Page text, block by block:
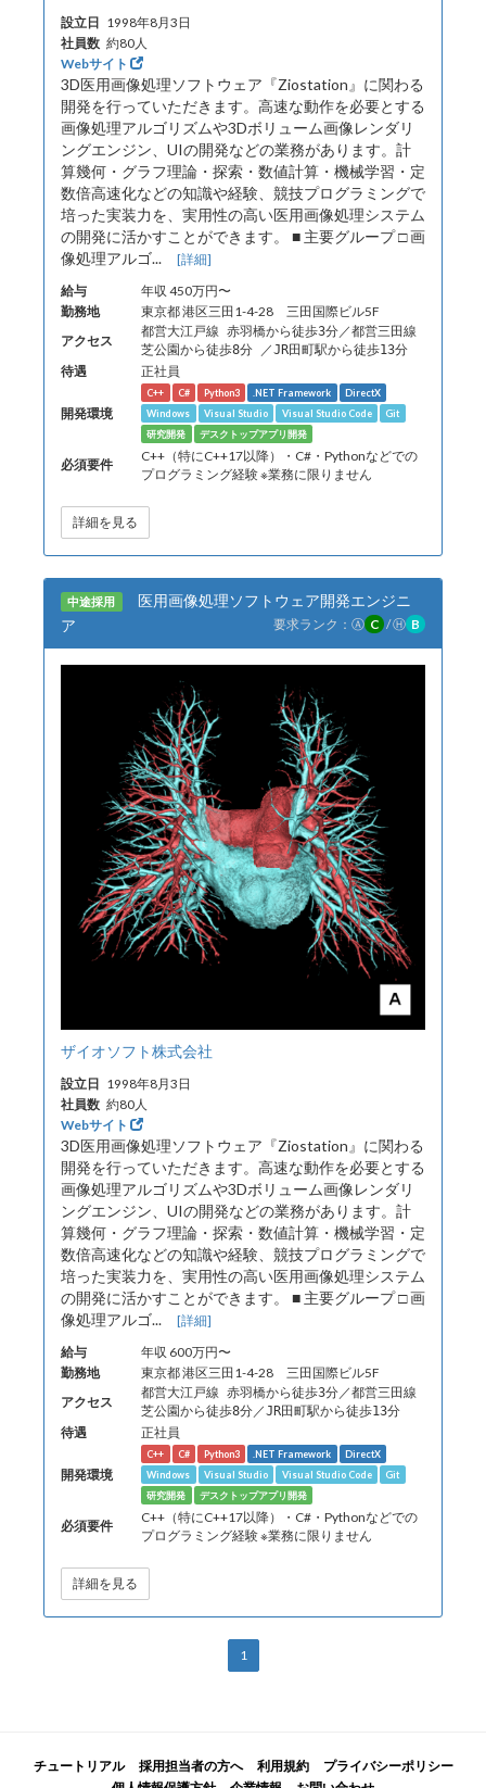
設立日 1998年8月3日
社員数 約80人
Webサイト
3D医用画像処理ソフトウェア『Ziostation』に関わる
開発を行っていただきます。高速な動作を必要とする
画像処理アルゴリズムや3Dボリューム画像レンダリ
ングエンジン、UIの開発などの業務があります。計
算幾何・グラフ理論・探索・数値計算・機械学習・定
数倍高速化などの知識や経験、競技プログラミングで
培った実装力を、実用性の高い医用画像処理システム
の開発に活かすことができます。 ■ 主要グループ □ 画
像処理アルゴ... [詳細]
給与
年収 450万円〜
勤務地
東京都 港区三田1-4-28 三田国際ビル5F
アクセス
都営大江戸線 赤羽橋から徒歩3分／都営三田線
芝公園から徒歩8分 ／JR田町駅から徒歩13分
待遇 正社員
開発環境
C++ C# Python3 .NET Framework
DirectX
Windows
Visual Studio Visual Studio Code
Git
研究開発
デスクトップアプリ開発
必須要件
C++（特にC++17以降）・C#・Pythonなどでの
プログラミング経験 ※業務に限りません
詳細を見る
中途採用
医用画像処理ソフトウェア開発エンジニ
ア
要求ランク： Ⓐ C /Ⓗ B
ザイオソフト株式会社
設立日 1998年8月3日
社員数 約80人
Webサイト
3D医用画像処理ソフトウェア『Ziostation』に関わる
開発を行っていただきます。高速な動作を必要とする
画像処理アルゴリズムや3Dボリューム画像レンダリ
ングエンジン、UIの開発などの業務があります。計
算幾何・グラフ理論・探索・数値計算・機械学習・定
数倍高速化などの知識や経験、競技プログラミングで
培った実装力を、実用性の高い医用画像処理システム
の開発に活かすことができます。 ■ 主要グループ □ 画
像処理アルゴ... [詳細]
給与
年収 600万円〜
勤務地
東京都 港区三田1-4-28 三田国際ビル5F
アクセス
都営大江戸線 赤羽橋から徒歩3分／都営三田線
芝公園から徒歩8分／JR田町駅から徒歩13分
待遇 正社員
開発環境
C++ C# Python3 .NET Framework
DirectX
Windows
Visual Studio Visual Studio Code
Git
研究開発
デスクトップアプリ開発
必須要件
C++（特にC++17以降）・C#・Pythonなどでの
プログラミング経験 ※業務に限りません
詳細を見る
1
チュートリアル 採用担当者の方へ 利用規約
プライバシーポリシー